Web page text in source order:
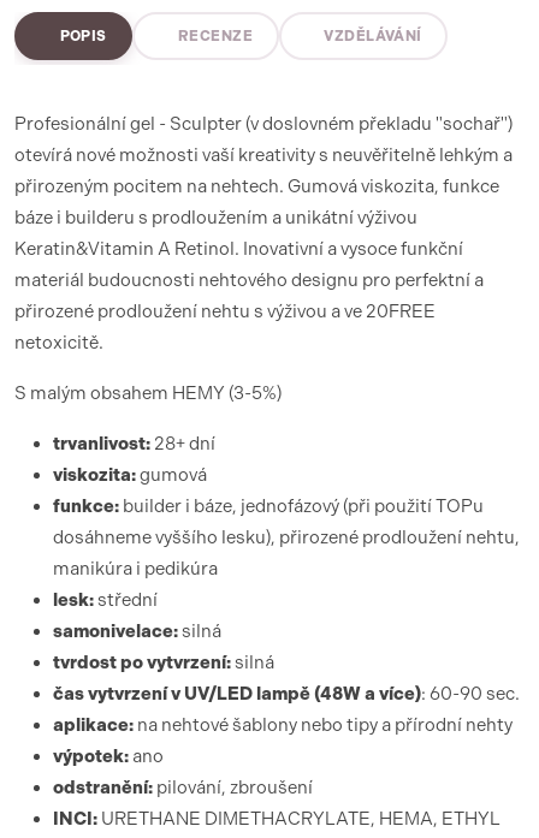
POPIS RECENZE VZDĚLÁVÁNÍ
Profesionální gel - Sculpter (v doslovném překladu "sochař")
otevírá nové možnosti vaší kreativity s neuvěřitelně lehkým a
přirozeným pocitem na nehtech. Gumová viskozita, funkce
báze i builderu s prodloužením a unikátní výživou
Keratin&Vitamin A Retinol. Inovativní a vysoce funkční
materiál budoucnosti nehtového designu pro perfektní a
přirozené prodloužení nehtu s výživou a ve 20FREE
netoxicitě.
S malým obsahem HEMY (3-5%)
trvanlivost: 28+ dní
viskozita:gumová
funkce: builder i báze, jednofázový (při použití TOPu
dosáhneme vyššího lesku), přirozené prodloužení nehtu,
manikúra i pedikúra
lesk:střední
samonivelace:silná
tvrdost po vytvrzení:silná
čas vytvrzení v UV/LED lampě (48W a více): 60-90 sec.
aplikace: na nehtové šablony nebo tipy a přírodní nehty
výpotek: ano
odstranění: pilování, zbroušení
INCI: URETHANE DIMETHACRYLATE, HEMA, ETHYL